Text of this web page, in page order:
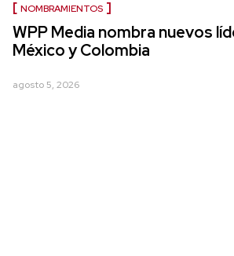
NOMBRAMIENTOS
WPP Media nombra nuevos
México y Colombia
agosto 5, 2026